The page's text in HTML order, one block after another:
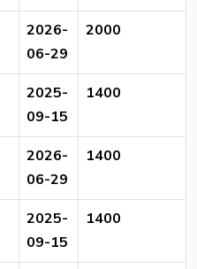
2026-
06-29
2000
2025-
09-15
1400
2026-
06-29
1400
2025-
09-15
1400